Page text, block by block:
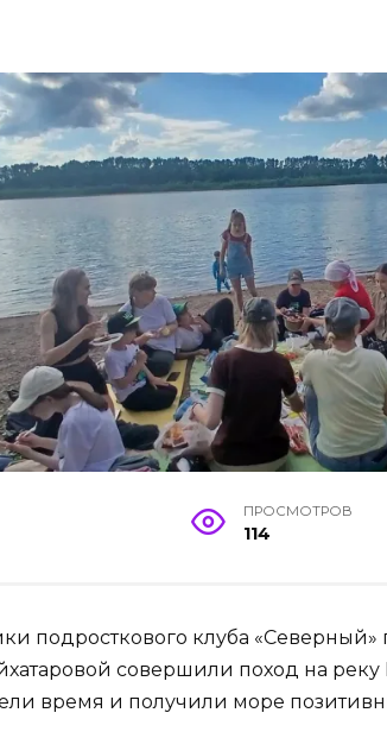
ПРОСМОТРОВ
114
подросткового клуба «Северный»
совершили поход на реку
время и получили море